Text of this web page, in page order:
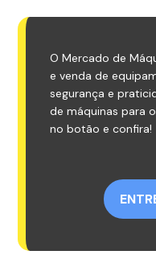
O Mercado de
e venda de
segurança e
de máquinas para
no botão e confira!